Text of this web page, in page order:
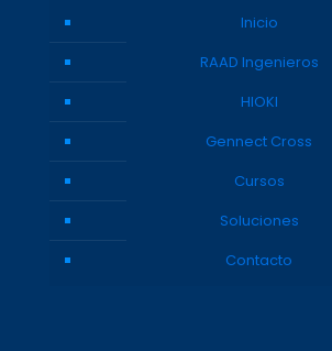
Inicio
RAAD Ingenieros
HIOKI
Gennect Cross
Cursos
Soluciones
Contacto